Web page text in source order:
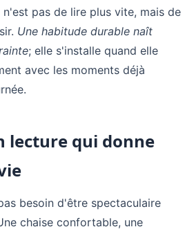
pas de lire plus vite, mais de
Une habitude durable naît
; elle s'installe quand elle
avec les moments déjà
lecture qui donne
besoin d'être spectaculaire
chaise confortable, une